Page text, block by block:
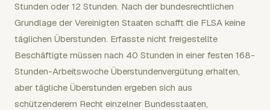
Stunden oder 12 Stunden. Nach der bundesrechtlichen
Grundlage der Vereinigten Staaten schafft die FLSA keine
täglichen Überstunden. Erfasste nicht freigestellte
Beschäftigte müssen nach 40 Stunden in einer festen 168-
Stunden-Arbeitswoche Überstundenvergütung erhalten,
aber tägliche Überstunden ergeben sich aus
schützenderem Recht einzelner Bundesstaaten,